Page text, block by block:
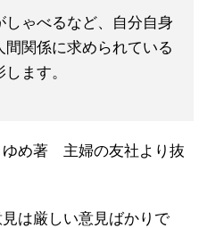
ゃべるなど、自分自身
関係に求められている
ます。
め著 主婦の友社より抜
は厳しい意見ばかりで